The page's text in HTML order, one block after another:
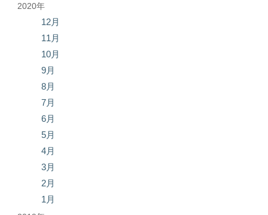
2020年
12月
11月
10月
9月
8月
7月
6月
5月
4月
3月
2月
1月